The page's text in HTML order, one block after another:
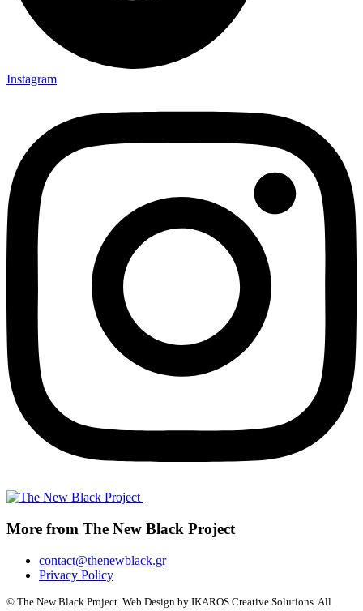
Instagram
More from The New Black Project
contact@thenewblack.gr
Privacy Policy
© The New Black Project. Web Design by IKAROS Creative Solutions. All